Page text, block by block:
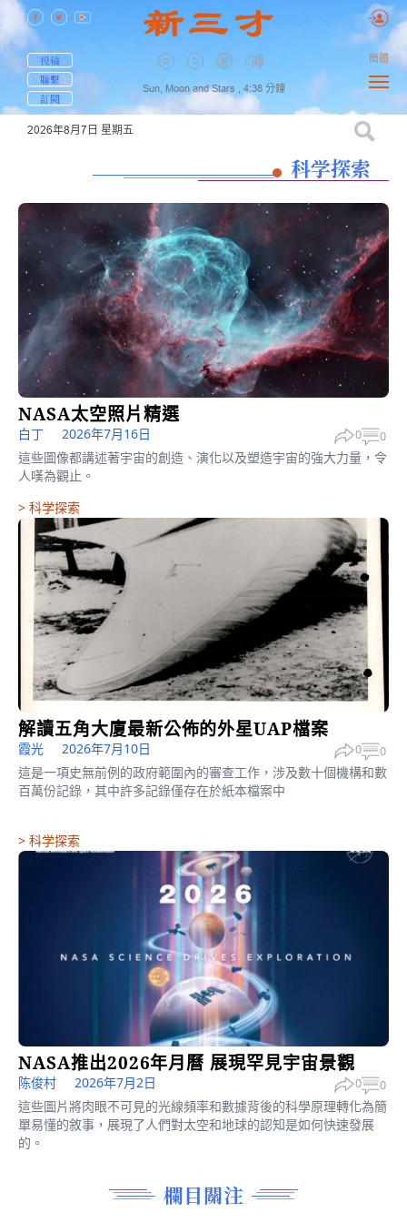
投稿
聯繫
訂閱
Sun, Moon and Stars , 4:38 分鐘
簡體
2026年8月7日 星期五
科学探索
NASA太空照片精選
白丁 2026年7月16日 0 0
這些圖像都講述著宇宙的創造、演化以及塑造宇宙的強大力量，令
人嘆為觀止。
> 科学探索
解讀五角大廈最新公佈的外星UAP檔案
霞光 2026年7月10日 0 0
這是一項史無前例的政府範圍內的審查工作，涉及數十個機構和數
百萬份記錄，其中許多記錄僅存在於紙本檔案中
> 科学探索
NASA推出2026年月曆 展現罕見宇宙景觀
陈俊村 2026年7月2日 0 0
這些圖片將肉眼不可見的光線頻率和數據背後的科學原理轉化為簡
單易懂的敘事，展現了人們對太空和地球的認知是如何快速發展
的。